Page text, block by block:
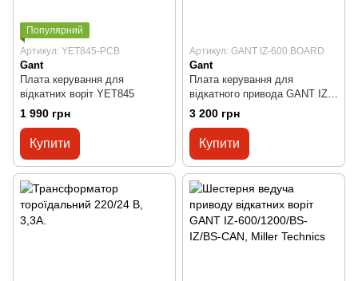
Популярний
Артикул: YET845-PCB
Gant
Плата керування для
відкатних воріт YET845
1 990 грн
Купити
Артикул: GANT IZ-600 BOARD
Gant
Плата керування для
відкатного привода GANT IZ-
600
3 200 грн
Купити